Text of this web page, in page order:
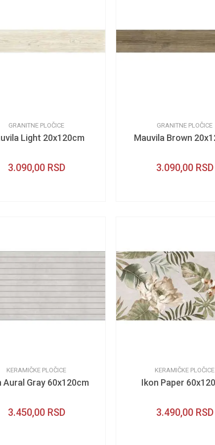
GRANITNE PLOČICE
Light 20x120cm
3.090,00 RSD
GRANITNE PLOČICE
Mauvila Brown
3.090,00 RSD
KERAMIČKE PLOČICE
Aural Gray 60x120cm
3.450,00 RSD
KERAMIČKE PLOČICE
Ikon Paper
3.490,00 RSD